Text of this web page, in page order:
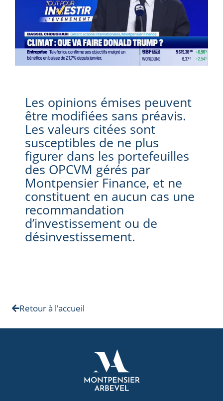
Les opinions émises peuvent
être modifiées sans préavis.
Les valeurs citées sont
susceptibles de ne plus
figurer dans les portefeuilles
des OPCVM gérés par
Montpensier Finance, et ne
constituent en aucun cas une
recommandation
d’investissement ou de
désinvestissement.
Retour à l'accueil